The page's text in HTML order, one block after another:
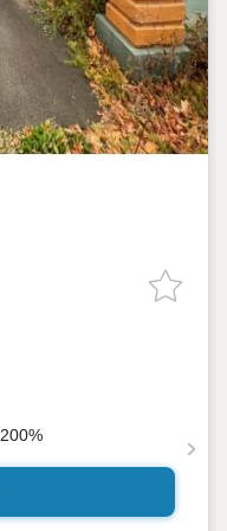
200%